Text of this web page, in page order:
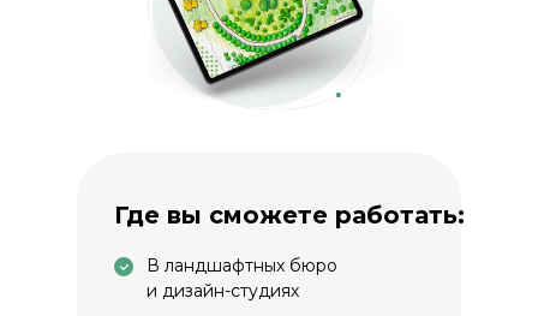
Где вы сможете работать:
В ландшафтных бюро
и дизайн-студиях